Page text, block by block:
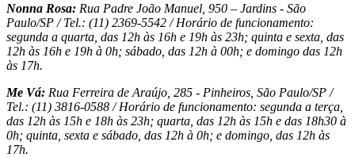
Nonna Rosa: Rua Padre João Manuel, 950 – Jardins - São
Paulo/SP / Tel.: (11) 2369-5542 / Horário de funcionamento:
segunda a quarta, das 12h às 16h e 19h às 23h; quinta e sexta, das
12h às 16h e 19h à 0h; sábado, das 12h à 00h; e domingo das 12h
às 17h.
Me Vá: Rua Ferreira de Araújo, 285 - Pinheiros, São Paulo/SP /
Tel.: (11) 3816-0588 / Horário de funcionamento: segunda a terça,
das 12h às 15h e 18h às 23h; quarta, das 12h às 15h e das 18h30 à
0h; quinta, sexta e sábado, das 12h à 0h; e domingo, das 12h às
17h.